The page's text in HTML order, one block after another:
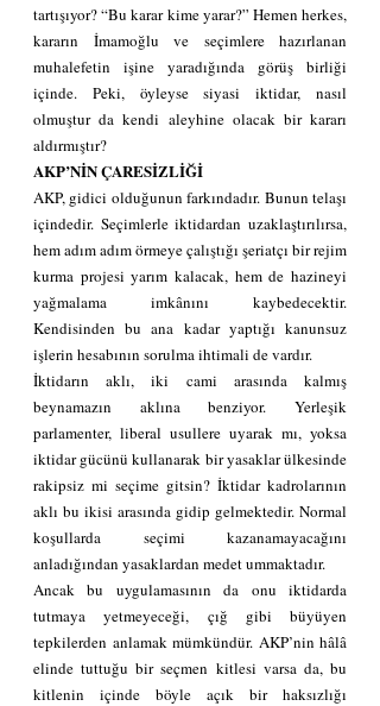
tartışıyor? “Bu karar kime yarar?” Hemen herkes,
kararın İmamoğlu ve seçimlere hazırlanan
muhalefetin işine yaradığında görüş birliği
içinde. Peki, öyleyse siyasi iktidar, nasıl
olmuştur da kendi aleyhine olacak bir kararı
aldırmıştır?
AKP’NİN ÇARESİZLİĞİ
AKP, gidici olduğunun farkındadır. Bunun telaşı
içindedir. Seçimlerle iktidardan uzaklaştırılırsa,
hem adım adım örmeye çalıştığı şeriatçı bir rejim
kurma projesi yarım kalacak, hem de hazineyi
yağmalama imkânını kaybedecektir.
Kendisinden bu ana kadar yaptığı kanunsuz
işlerin hesabının sorulma ihtimali de vardır.
İktidarın aklı, iki cami arasında kalmış
beynamazın aklına benziyor. Yerleşik
parlamenter, liberal usullere uyarak mı, yoksa
iktidar gücünü kullanarak bir yasaklar ülkesinde
rakipsiz mi seçime gitsin? İktidar kadrolarının
aklı bu ikisi arasında gidip gelmektedir. Normal
koşullarda seçimi kazanamayacağını
anladığından yasaklardan medet ummaktadır.
Ancak bu uygulamasının da onu iktidarda
tutmaya yetmeyeceği, çığ gibi büyüyen
tepkilerden anlamak mümkündür. AKP’nin hâlâ
elinde tuttuğu bir seçmen kitlesi varsa da, bu
kitlenin içinde böyle açık bir haksızlığı